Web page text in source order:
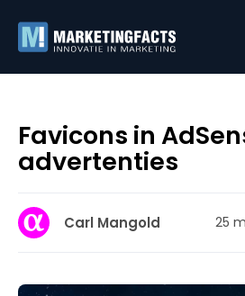
Favicons in
advertenties
Carl Mangold 25